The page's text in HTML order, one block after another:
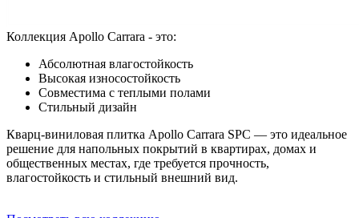
Коллекция Apollo Carrara - это:
Абсолютная влагостойкость
Высокая износостойкость
Совместима с теплыми полами
Стильный дизайн
Кварц-виниловая плитка Apollo Carrara SPC — это идеальное
решение для напольных покрытий в квартирах, домах и
общественных местах, где требуется прочность,
влагостойкость и стильный внешний вид.